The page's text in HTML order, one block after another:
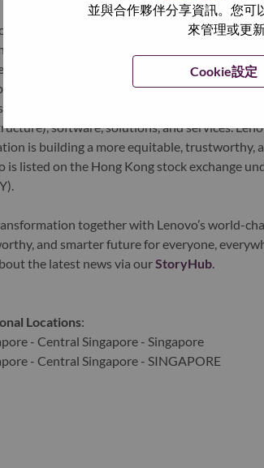
並與合作夥伴分享資訊。您可
來管理或更
Cookie設定
is a US$83 billion revenue global technology
serving millions of customers every day in
Technology for All, Lenovo has built on its
of AI-enabled, AI-ready, and AI-
infrastructure (server, storage, edge, high
software, solutions, and services.
is building a more equitable, trustworthy,
is listed on the Hong Kong stock exchange
together with Lenovo’s world-
and smarter future for everyone,
the latest news via our StoryHub.
Locations:
- Central Singapore - Singapore
- Central Singapore - SINGAPORE